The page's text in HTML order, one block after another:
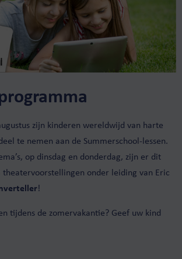
zijn kinderen wereldwijd van harte
te nemen aan de Summerschool-lessen.
op dinsdag en donderdag, zijn er dit
onder leiding van Eric
!
tijdens de zomervakantie? Geef uw kind